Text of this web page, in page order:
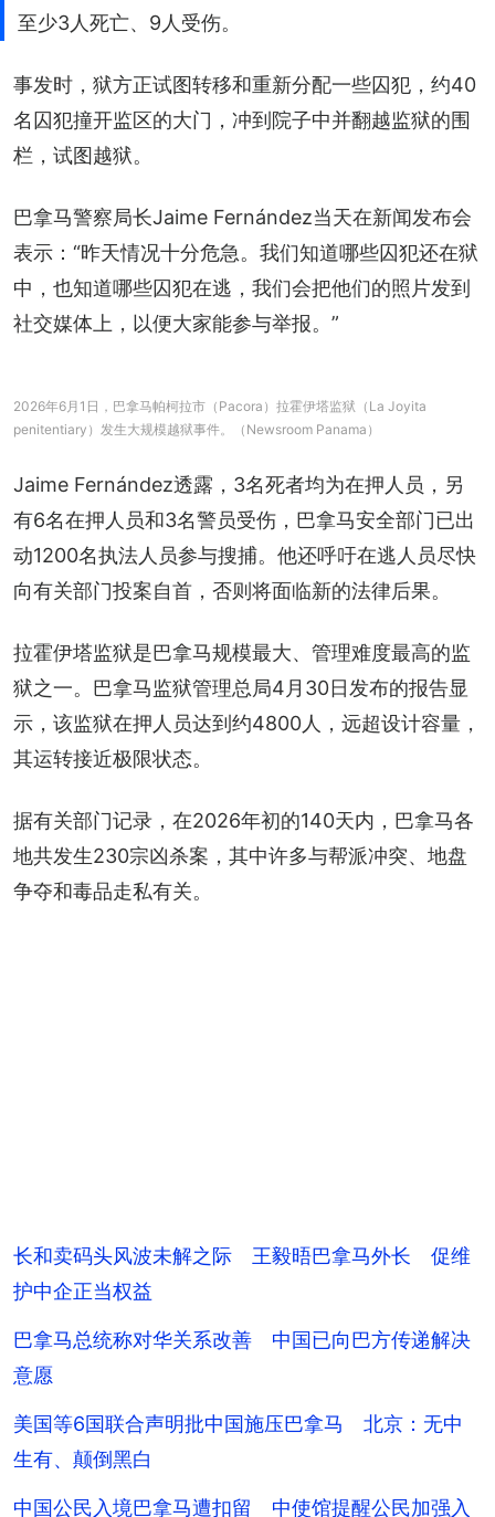
至少3人死亡、9人受伤。
事发时，狱方正试图转移和重新分配一些囚犯，约40
名囚犯撞开监区的大门，冲到院子中并翻越监狱的围
栏，试图越狱。
巴拿马警察局长Jaime Fernández当天在新闻发布会
表示：“昨天情况十分危急。我们知道哪些囚犯还在狱
中，也知道哪些囚犯在逃，我们会把他们的照片发到
社交媒体上，以便大家能参与举报。”
2026年6月1日，巴拿马帕柯拉市（Pacora）拉霍伊塔监狱（La Joyita
penitentiary）发生大规模越狱事件。（Newsroom Panama）
Jaime Fernández透露，3名死者均为在押人员，另
有6名在押人员和3名警员受伤，巴拿马安全部门已出
动1200名执法人员参与搜捕。他还呼吁在逃人员尽快
向有关部门投案自首，否则将面临新的法律后果。
拉霍伊塔监狱是巴拿马规模最大、管理难度最高的监
狱之一。巴拿马监狱管理总局4月30日发布的报告显
示，该监狱在押人员达到约4800人，远超设计容量，
其运转接近极限状态。
据有关部门记录，在2026年初的140天内，巴拿马各
地共发生230宗凶杀案，其中许多与帮派冲突、地盘
争夺和毒品走私有关。
长和卖码头风波未解之际 王毅晤巴拿马外长 促维
护中企正当权益
巴拿马总统称对华关系改善 中国已向巴方传递解决
意愿
美国等6国联合声明批中国施压巴拿马 北京：无中
生有、颠倒黑白
中国公民入境巴拿马遭扣留 中使馆提醒公民加强入